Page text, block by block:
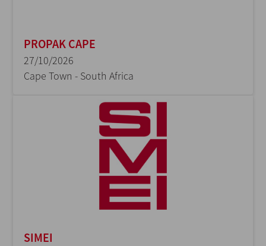
PROPAK CAPE
27/10/2026
Cape Town - South Africa
SIMEI